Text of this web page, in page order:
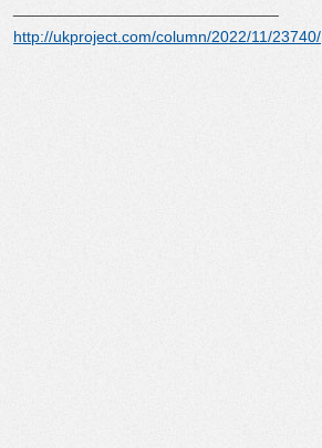
http://ukproject.com/column/2022/11/23740/